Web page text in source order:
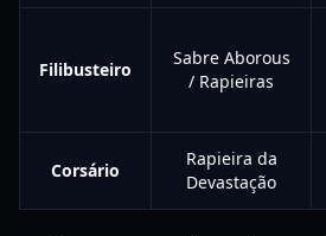
Filibusteiro
Sabre Aborous
/ Rapieiras
Corsário
Rapieira da
Devastação